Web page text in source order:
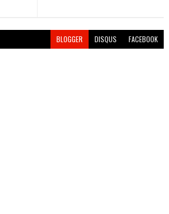
BLOGGER DISQUS FACEBOOK